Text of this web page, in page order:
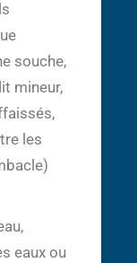
souche,
mineur,
les
eaux ou